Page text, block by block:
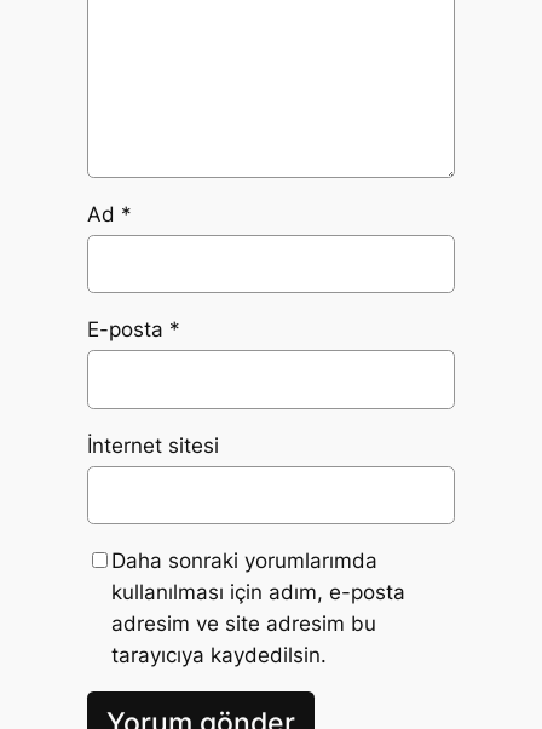
Ad *
E-posta *
İnternet sitesi
Daha sonraki yorumlarımda
kullanılması için adım, e-posta
adresim ve site adresim bu
tarayıcıya kaydedilsin.